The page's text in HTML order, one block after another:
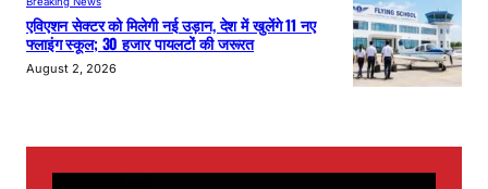
एविएशन सेक्टर को मिलेगी नई उड़ान, देश में खुलेंगे 11 नए
फ्लाइंग स्कूल; 30 हजार पायलटों की जरूरत
August 2, 2026